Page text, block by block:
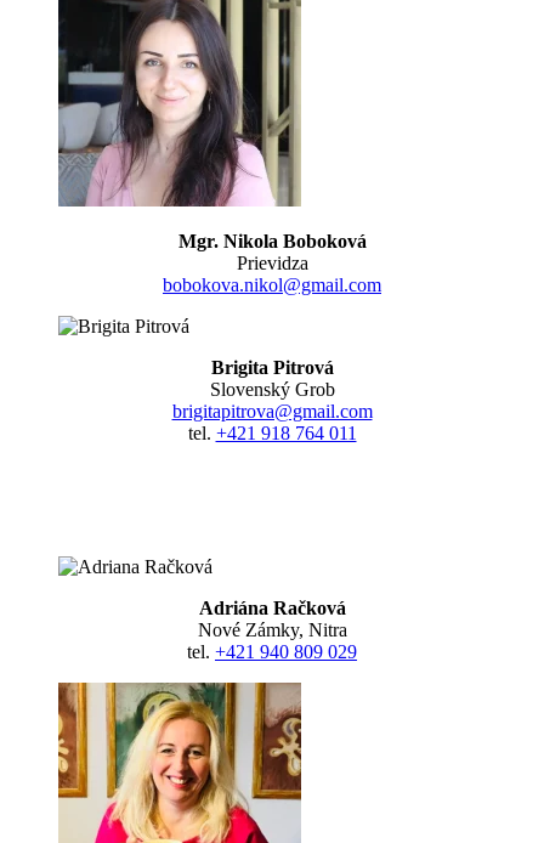
Mgr. Nikola Boboková
Prievidza
bobokova.nikol@gmail.com
Brigita Pitrová
Slovenský Grob
brigitapitrova@gmail.com
tel. +421 918 764 011
Adriána Račková
Nové Zámky, Nitra
tel. +421 940 809 029